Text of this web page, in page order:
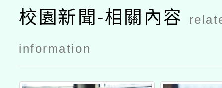
校園新聞-相關內容
information